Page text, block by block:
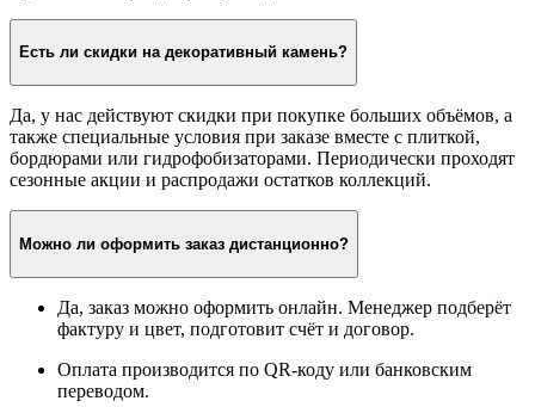
Есть ли скидки на декоративный камень?
Да, у нас действуют скидки при покупке больших объёмов, а
также специальные условия при заказе вместе с плиткой,
бордюрами или гидрофобизаторами. Периодически проходят
сезонные акции и распродажи остатков коллекций.
Можно ли оформить заказ дистанционно?
Да, заказ можно оформить онлайн. Менеджер подберёт
фактуру и цвет, подготовит счёт и договор.
Оплата производится по QR-коду или банковским
переводом.